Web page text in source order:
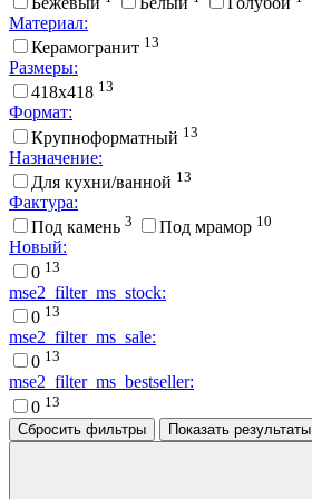
Материал:
Керамогранит 13
Размеры:
418x418 13
Формат:
Крупноформатный 13
Назначение:
Для кухни/ванной 13
Фактура:
Под камень 3 Под мрамор 10
Новый:
0 13
mse2_filter_ms_stock:
0 13
mse2_filter_ms_sale:
0 13
mse2_filter_ms_bestseller:
0 13
Сбросить фильтры
Показать результаты